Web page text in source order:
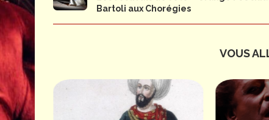
Bartoli aux Chorégies
VOUS